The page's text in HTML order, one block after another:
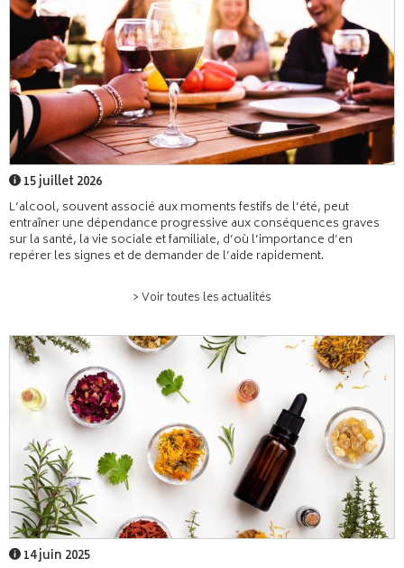
15 juillet 2026
L’alcool, souvent associé aux moments festifs de l’été, peut
entraîner une dépendance progressive aux conséquences graves
sur la santé, la vie sociale et familiale, d’où l’importance d’en
repérer les signes et de demander de l’aide rapidement.
> Voir toutes les actualités
14 juin 2025